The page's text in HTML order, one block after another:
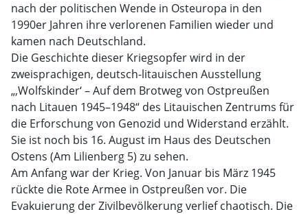
nach der politischen Wende in Osteuropa in den
1990er Jahren ihre verlorenen Familien wieder und
kamen nach Deutschland.
Die Geschichte dieser Kriegsopfer wird in der
zweisprachigen, deutsch-litauischen Ausstellung
„‚Wolfskinder‘ – Auf dem Brotweg von Ostpreußen
nach Litauen 1945–1948“ des Litauischen Zentrums für
die Erforschung von Genozid und Widerstand erzählt.
Sie ist noch bis 16. August im Haus des Deutschen
Ostens (Am Lilienberg 5) zu sehen.
Am Anfang war der Krieg. Von Januar bis März 1945
rückte die Rote Armee in Ostpreußen vor. Die
Evakuierung der Zivilbevölkerung verlief chaotisch. Die